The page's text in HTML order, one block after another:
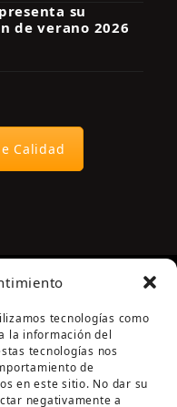
tecnologías como
la información del
tecnologías nos
de
en este sitio. No dar su
negativamente a
su
de verano 2026
Calidad
de Córdoba